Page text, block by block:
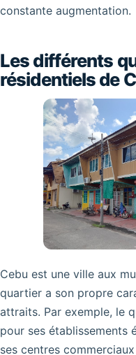
constante augmentation.
Les différents
résidentiels de
Cebu est une ville aux
quartier a son propre
attraits. Par exemple, le
pour ses établissements
ses centres